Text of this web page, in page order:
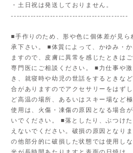
・土日祝は発送しておりません。
------------------------------------------
■手作りのため、形や色に個体差が見ら
承下さい。 ■体質によって、かゆみ・
ますので、皮膚に異常を感じたときは
専門医にご相談ください。 ■力仕事や
き、就寝時や幼児の世話をするときな
合がありますのでアクセサリーをはず
ど高温の場所、あるいはスキー場など
使用は、火傷・凍傷の原因となる場合
いでください。 ■落としたり、ぶつけ
えないでください。破損の原因となり
の他部分的に破損した状態では使用し